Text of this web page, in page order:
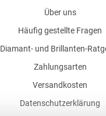
Über uns
Häufig gestellte Fragen
Diamant- und Brillanten-
Zahlungsarten
Versandkosten
Datenschutzerklärung